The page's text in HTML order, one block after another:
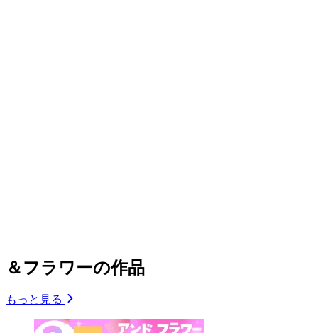
＆フラワーの作品
もっと見る